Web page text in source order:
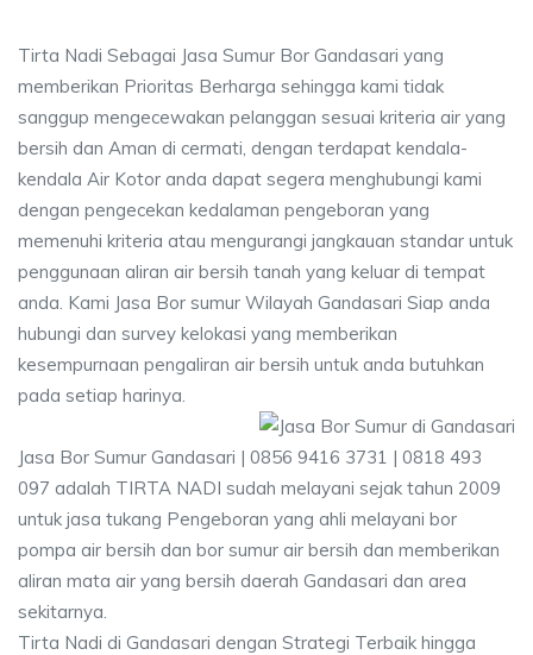
Tirta Nadi Sebagai Jasa Sumur Bor Gandasari yang
memberikan Prioritas Berharga sehingga kami tidak
sanggup mengecewakan pelanggan sesuai kriteria air yang
bersih dan Aman di cermati, dengan terdapat kendala-
kendala Air Kotor anda dapat segera menghubungi kami
dengan pengecekan kedalaman pengeboran yang
memenuhi kriteria atau mengurangi jangkauan standar untuk
penggunaan aliran air bersih tanah yang keluar di tempat
anda. Kami Jasa Bor sumur Wilayah Gandasari Siap anda
hubungi dan survey kelokasi yang memberikan
kesempurnaan pengaliran air bersih untuk anda butuhkan
pada setiap harinya.
Jasa Bor Sumur Gandasari | 0856 9416 3731 | 0818 493
097 adalah TIRTA NADI sudah melayani sejak tahun 2009
untuk jasa tukang Pengeboran yang ahli melayani bor
pompa air bersih dan bor sumur air bersih dan memberikan
aliran mata air yang bersih daerah Gandasari dan area
sekitarnya.
Tirta Nadi di Gandasari dengan Strategi Terbaik hingga